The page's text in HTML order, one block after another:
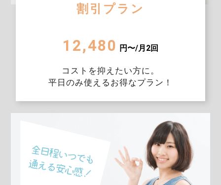
割引プラン
12,480 円〜/月2回
コストを抑えたい方に。
平日のみ使えるお得なプラン！